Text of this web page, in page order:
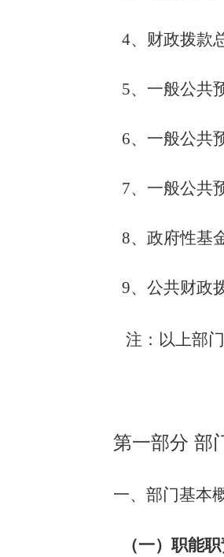
4、财政拨款
5、一般公共
6、一般公共
7、一般公共
8、政府性基
9、公共财政
注：以上部
第一部分 部
一、部门基本
（一）职能职